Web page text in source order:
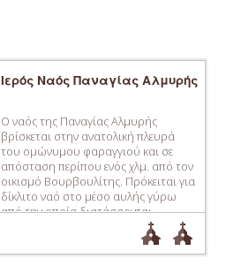
Ιερός Ναός Παναγίας Αλμυρής
Ο ναός της Παναγίας Αλμυρής
βρίσκεται στην ανατολική πλευρά
του ομώνυμου φαραγγιού και σε
απόσταση περίπου ενός χλμ. από τον
οικισμό Βουρβουλίτης. Πρόκειται για
δίκλιτο ναό στο μέσο αυλής γύρω
από την οποία διατάσσονται
νεόδμητα κτήρια ξενώνων που
χρησιμοποιούνται από τους
πολλούς προσκυνητές ενός από τα